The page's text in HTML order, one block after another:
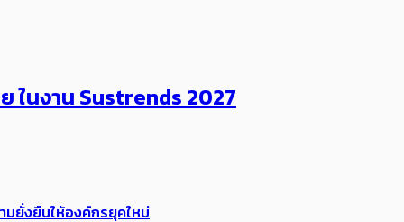
ในงาน Sustrends 2027
ยั่งยืนให้องค์กรยุคใหม่